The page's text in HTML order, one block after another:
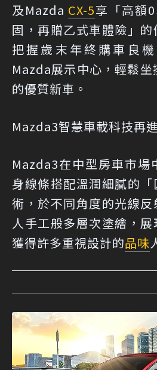
及Mazda CX-5享「高額
固，再贈乙式車體險」
把握歲末年終購車良
Mazda展示中心，輕鬆
的優質新車。
Mazda3智慧車載科技再
Mazda3在中型房車市場
身線條搭配溫潤細膩的
術，於不同角度的光線
人手工般多層次塗繪，展
獲得許多重視設計的品味